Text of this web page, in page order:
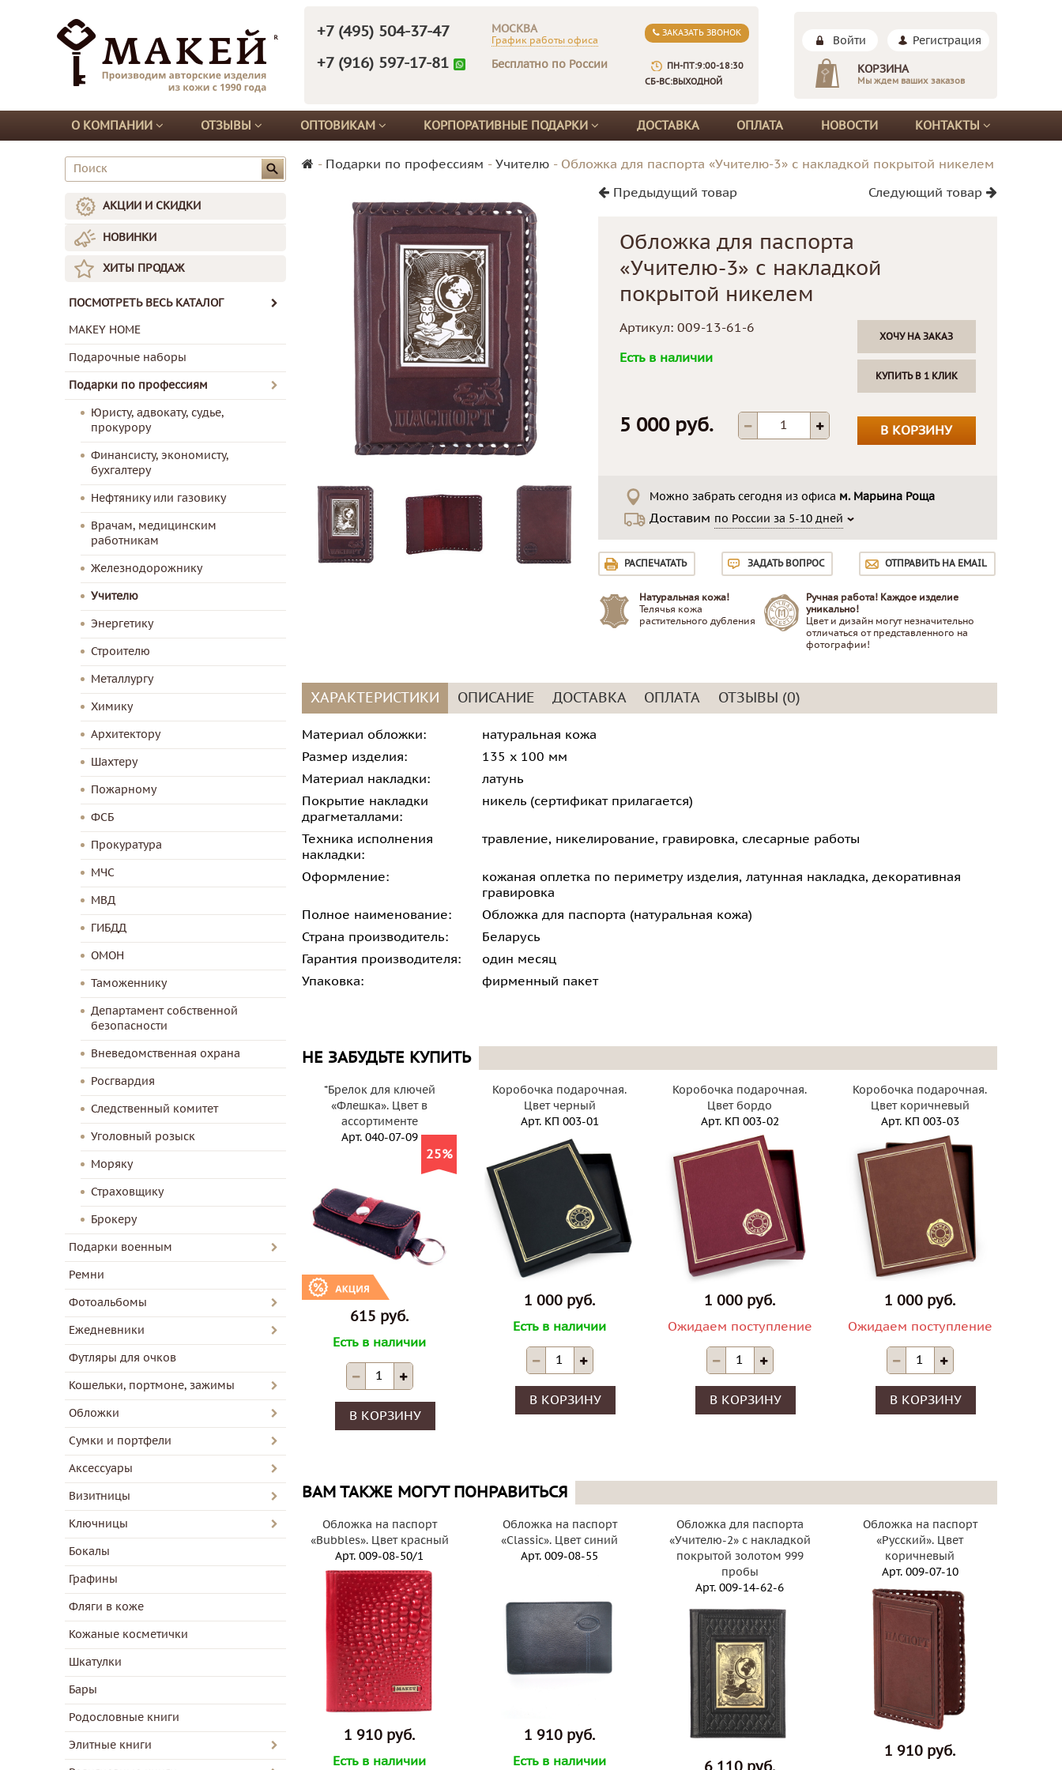
+7 (495) 504-37-47 МОСКВА
График работы офиса
+7 (916) 597-17-81 Бесплатно по России
ЗАКАЗАТЬ ЗВОНОК
ПН-ПТ:9:00-18:30
СБ-ВС:ВЫХОДНОЙ
Войти Регистрация
КОРЗИНА
Мы ждем ваших заказов
О КОМПАНИИ ОТЗЫВЫ ОПТОВИКАМ КОРПОРАТИВНЫЕ ПОДАРКИ ДОСТАВКА ОПЛАТА НОВОСТИ КОНТАКТЫ
АКЦИИ И СКИДКИ
НОВИНКИ
ХИТЫ ПРОДАЖ
ПОСМОТРЕТЬ ВЕСЬ КАТАЛОГ
MAKEY HOME
Подарочные наборы
Подарки по профессиям
Юристу, адвокату, судье,
прокурору
Финансисту, экономисту,
бухгалтеру
Нефтянику или газовику
Врачам, медицинским
работникам
Железнодорожнику
Учителю
Энергетику
Строителю
Металлургу
Химику
Архитектору
Шахтеру
Пожарному
ФСБ
Прокуратура
МЧС
МВД
ГИБДД
ОМОН
Таможеннику
Департамент собственной
безопасности
Вневедомственная охрана
Росгвардия
Следственный комитет
Уголовный розыск
Моряку
Страховщику
Брокеру
Подарки военным
Ремни
Фотоальбомы
Ежедневники
Футляры для очков
Кошельки, портмоне, зажимы
Обложки
Сумки и портфели
Аксессуары
Визитницы
Ключницы
Бокалы
Графины
Фляги в коже
Кожаные косметички
Шкатулки
Бары
Родословные книги
Элитные книги
- Подарки по профессиям - Учителю - Обложка для паспорта «Учителю-3» с накладкой покрытой никелем
Предыдущий товар
Следующий товар
Обложка для паспорта
«Учителю-3» с накладкой
покрытой никелем
Артикул: 009-13-61-6
Есть в наличии
5 000 руб.
ХОЧУ НА ЗАКАЗ
КУПИТЬ В 1 КЛИК
В КОРЗИНУ
Можно забрать сегодня из офиса м. Марьина Роща
Доставим по России за 5-10 дней
РАСПЕЧАТАТЬ ЗАДАТЬ ВОПРОС ОТПРАВИТЬ НА EMAIL
Натуральная кожа!
Телячья кожа
растительного дубления
Ручная работа! Каждое изделие
уникально!
Цвет и дизайн могут незначительно
отличаться от представленного на
фотографии!
ХАРАКТЕРИСТИКИ ОПИСАНИЕ ДОСТАВКА ОПЛАТА ОТЗЫВЫ (0)
Материал обложки:
натуральная кожа
Размер изделия:
135 х 100 мм
Материал накладки:
латунь
Покрытие накладки
драгметаллами:
никель (сертификат прилагается)
Техника исполнения
накладки:
травление, никелирование, гравировка, слесарные работы
Оформление:
кожаная оплетка по периметру изделия, латунная накладка, декоративная
гравировка
Полное наименование:
Обложка для паспорта (натуральная кожа)
Страна производитель:
Беларусь
Гарантия производителя:
один месяц
Упаковка:
фирменный пакет
НЕ ЗАБУДЬТЕ КУПИТЬ
25%
*Брелок для ключей
«Флешка». Цвет в
ассортименте
Арт.040-07-09
615 руб.
Есть в наличии
В КОРЗИНУ
Коробочка подарочная.
Цвет черный
Арт.КП 003-01
1 000 руб.
Есть в наличии
В КОРЗИНУ
Коробочка подарочная.
Цвет бордо
Арт.КП 003-02
1 000 руб.
Ожидаем поступление
В КОРЗИНУ
Коробочка подарочная.
Цвет коричневый
Арт.КП 003-03
1 000 руб.
Ожидаем поступление
В КОРЗИНУ
ВАМ ТАКЖЕ МОГУТ ПОНРАВИТЬСЯ
Обложка на паспорт
«Bubbles». Цвет красный
Арт. 009-08-50/1
1 910 руб.
Есть в наличии
Обложка на паспорт
«Classic». Цвет синий
Арт. 009-08-55
1 910 руб.
Есть в наличии
Обложка для паспорта
«Учителю-2» с накладкой
покрытой золотом 999
пробы
Арт. 009-14-62-6
Обложка на паспорт
«Русский». Цвет
коричневый
Арт.009-07-10
1 910 руб.